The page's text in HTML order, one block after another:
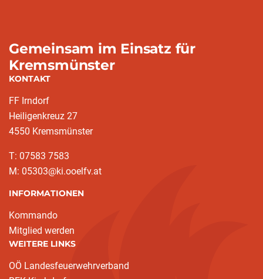
Gemeinsam im Einsatz für
Kremsmünster
KONTAKT
FF Irndorf
Heiligenkreuz 27
4550 Kremsmünster
T: 07583 7583
M: 05303@ki.ooelfv.at
INFORMATIONEN
Kommando
Mitglied werden
WEITERE LINKS
OÖ Landesfeuerwehrverband